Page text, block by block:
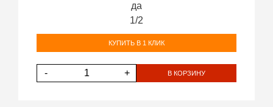
да
1/2
КУПИТЬ В 1 КЛИК
- + В КОРЗИНУ